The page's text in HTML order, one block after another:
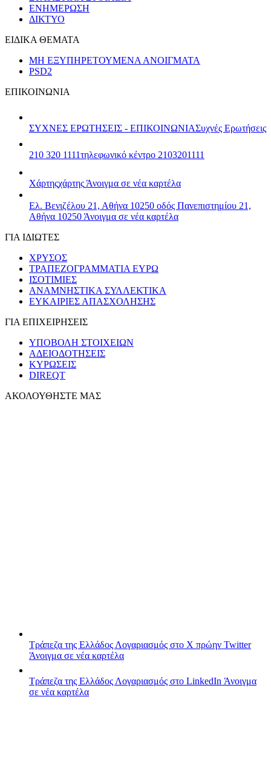
ΕΝΗΜΕΡΩΣΗ
ΔΙΚΤΥΟ
ΕΙΔΙΚΑ ΘΕΜΑΤΑ
ΜΗ ΕΞΥΠΗΡΕΤΟΥΜΕΝΑ ΑΝΟΙΓΜΑΤΑ
PSD2
ΕΠΙΚΟΙΝΩΝΙΑ
ΣΥΧΝΕΣ ΕΡΩΤΗΣΕΙΣ - ΕΠΙΚΟΙΝΩΝΙΑΣυχνές Ερωτήσεις
210 320 1111τηλεφωνικό κέντρο 2103201111
Χάρτηςχάρτης Άνοιγμα σε νέα καρτέλα
Ελ. Βενιζέλου 21, Αθήνα 10250 οδός Πανεπιστημίου 21,
Αθήνα 10250 Άνοιγμα σε νέα καρτέλα
ΓΙΑ ΙΔΙΩΤΕΣ
ΧΡΥΣΟΣ
ΤΡΑΠΕΖΟΓΡΑΜΜΑΤΙΑ ΕΥΡΩ
ΙΣΟΤΙΜΙΕΣ
ΑΝΑΜΝΗΣΤΙΚΑ ΣΥΛΛΕΚΤΙΚΑ
ΕΥΚΑΙΡΙΕΣ ΑΠΑΣΧΟΛΗΣΗΣ
ΓΙΑ ΕΠΙΧΕΙΡΗΣΕΙΣ
ΥΠΟΒΟΛΗ ΣΤΟΙΧΕΙΩΝ
ΑΔΕΙΟΔΟΤΗΣΕΙΣ
ΚΥΡΩΣΕΙΣ
DIREQT
ΑΚΟΛΟΥΘΗΣΤΕ ΜΑΣ
Τράπεζα της Ελλάδος Λογαριασμός στο X πρώην Twitter
Άνοιγμα σε νέα καρτέλα
Τράπεζα της Ελλάδος Λογαριασμός στο LinkedIn Άνοιγμα
σε νέα καρτέλα